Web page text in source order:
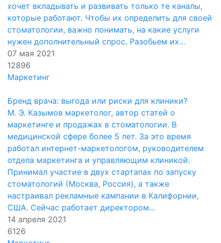
хочет вкладывать и развивать только те каналы,
которые работают. Чтобы их определить для своей
стоматологии, важно понимать, на какие услуги
нужен дополнительный спрос. Разобьем их...
07 мая 2021
12896
Маркетинг
Бренд врача: выгода или риски для клиники?
М. Э. Казымов маркетолог, автор статей о
маркетинге и продажах в стоматологии. В
медицинской сфере более 5 лет. За это время
работал интернет-маркетологом, руководителем
отдела маркетинга и управляющим клиникой.
Принимал участие в двух стартапах по запуску
стоматологий (Москва, Россия), а также
настраивал рекламные кампании в Калифорнии,
США. Сейчас работает директором...
14 апреля 2021
6126